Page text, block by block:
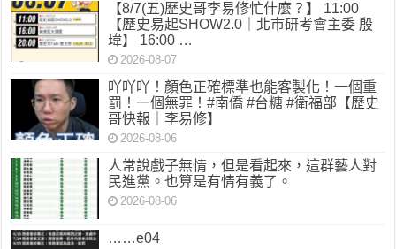
【8/7(五)歷史哥李易修忙什麼？】 11:00
【歷史易起SHOW2.0｜北市研考會主委 殷
瑋】 16:00 …
2026-08-07
吖吖吖！顏色正確標準也能客製化！一個重
罰！一個無罪！#南僑 #台糖 #衛福部【歷史
哥快報｜李易修】
2026-08-06
人常說戲子無情，但是看起來，這群藝人對
民進黨。也算是有情有義了。
2026-08-06
……e04